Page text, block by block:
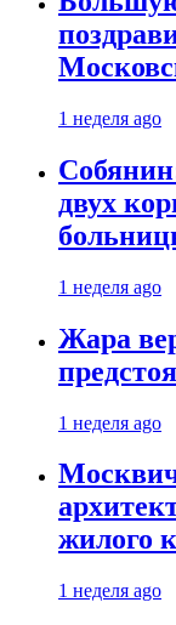
1 неделя ago
двух
1 неделя ago
Жара
1 неделя ago
жилого
1 неделя ago